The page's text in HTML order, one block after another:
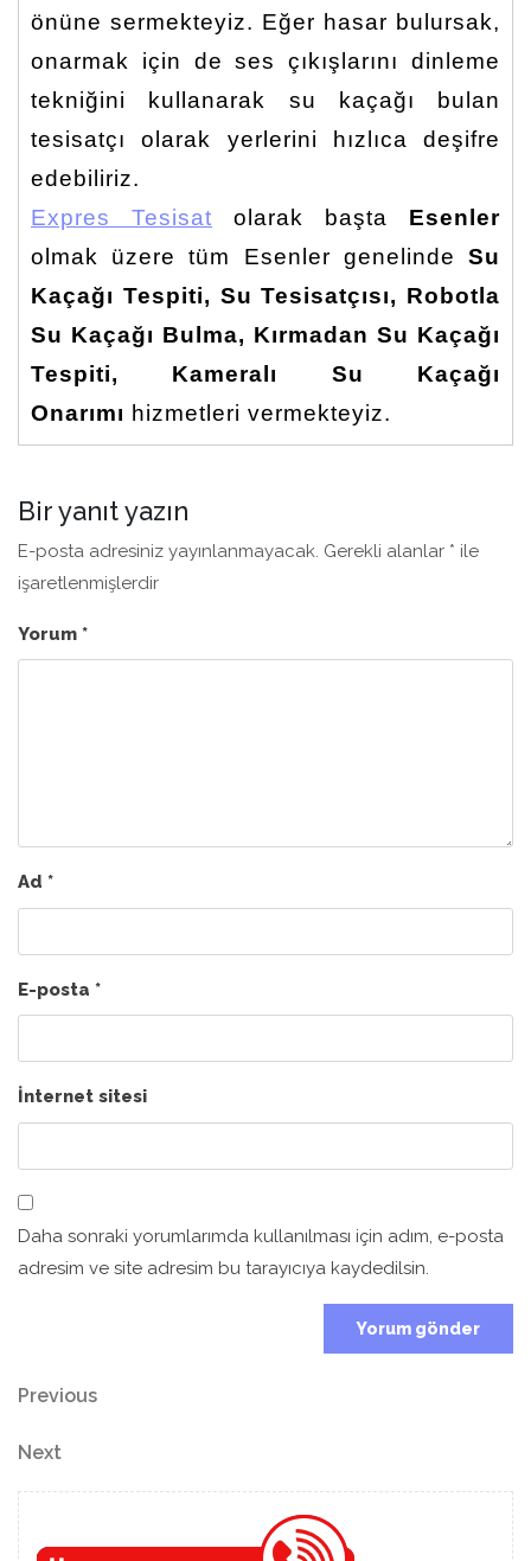
önüne sermekteyiz. Eğer hasar bulursak,
onarmak için de ses çıkışlarını dinleme
tekniğini kullanarak su kaçağı bulan
tesisatçı olarak yerlerini hızlıca deşifre
edebiliriz.
Expres Tesisat olarak başta Esenler
olmak üzere tüm Esenler genelinde Su
Kaçağı Tespiti, Su Tesisatçısı, Robotla
Su Kaçağı Bulma, Kırmadan Su Kaçağı
Tespiti, Kameralı Su Kaçağı
Onarımı hizmetleri vermekteyiz.
Bir yanıt yazın
E-posta adresiniz yayınlanmayacak. Gerekli alanlar * ile
işaretlenmişlerdir
Yorum *
Ad *
E-posta *
İnternet sitesi
Daha sonraki yorumlarımda kullanılması için adım, e-posta
adresim ve site adresim bu tarayıcıya kaydedilsin.
Yazı
Previous
Previous
Next
Next